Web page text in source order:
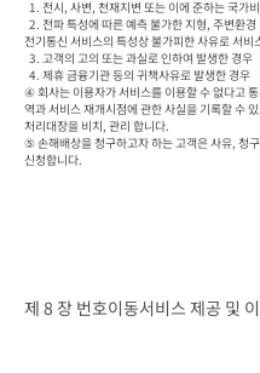
전기통신 서비스의 특성상 불가피한 사유로 서비
④ 회사는 이용자가 서비스를 이용할 수 없다고
역과 서비스 재개시점에 관한 사실을 기록할 수
처리대장을 비치, 관리 합니다.
⑤ 손해배상을 청구하고자 하는 고객은 사유, 청
신청합니다.
제 8 장 번호이동서비스 제공 및